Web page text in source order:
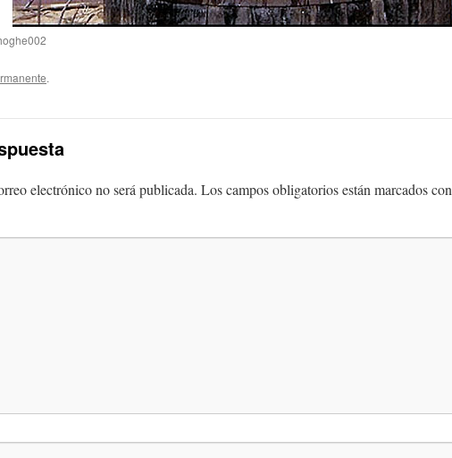
.
electrónico no será publicada. Los campos obligatorios están marcados con